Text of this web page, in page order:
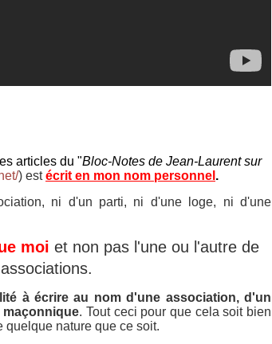
articles du "Bloc-Notes de Jean-Laurent sur
) estécrit en mon nom personnel .
ni d'un parti, ni d'une loge, ni d'une
moi et non pas l'une ou l'autre de
à écrire au nom d'une association, d'un
.Tout ceci pour que cela soit bien
quelque nature que ce soit.